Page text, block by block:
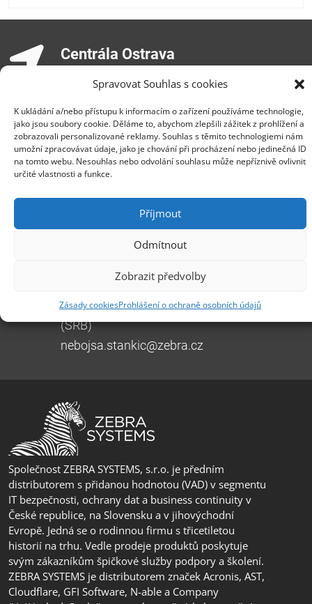
Spravovat Souhlas s cookies
K ukládání a/nebo přístupu k informacím o zařízení používáme technologie,
jako jsou soubory cookie. Děláme to, abychom zlepšili zážitek z prohlížení a
zobrazovali personalizované reklamy. Souhlas s těmito technologiemi nám
umožní zpracovávat údaje, jako je chování při procházení nebo jedinečná ID
na tomto webu. Nesouhlas nebo odvolání souhlasu může nepříznivě ovlivnit
určité vlastnosti a funkce.
Příjmout
Odmítnout
Zobrazit předvolby
Zásady cookiesProhlášení o ochraně osobních údajů
Centrála Ostrava
Opavská 6230/29a,708 00 Ostrava-Poruba
info@zebra.cz
Pobočka Hradec Králové
Třída SNP 402/48, 500 03 Hradec Králové
Česká republika, +420 491 615 380,
Pobočka Slovensko
+421 917 554 499
Pobočka Adriatic
+385 99 3241 770 (HR) +381 61 6231 777
(SRB)
nebojsa.stankic@zebra.cz
Společnost ZEBRA SYSTEMS, s.r.o. je předním
distributorem s přidanou hodnotou (VAD) v segmentu
IT bezpečnosti, ochrany dat a business continuity v
České republice, na Slovensku a v jihovýchodní
Evropě. Jedná se o rodinnou firmu s třicetiletou
historií na trhu. Vedle prodeje produktů poskytuje
svým zákazníkům špičkové služby podpory a školení.
ZEBRA SYSTEMS je distributorem značek Acronis, AST,
Cloudflare, GFI Software, N-able a Company